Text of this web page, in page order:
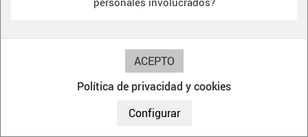
Política de privacidad y cookies